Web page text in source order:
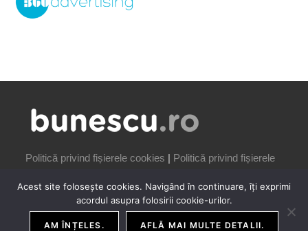
Politică privind fișierele cookies | Politică privind fișierele
Acest site folosește cookies. Navigând în continuare, îți exprimi
acordul asupra folosirii cookie-urilor.
AM ÎNȚELES. AFLĂ MAI MULTE DETALII.